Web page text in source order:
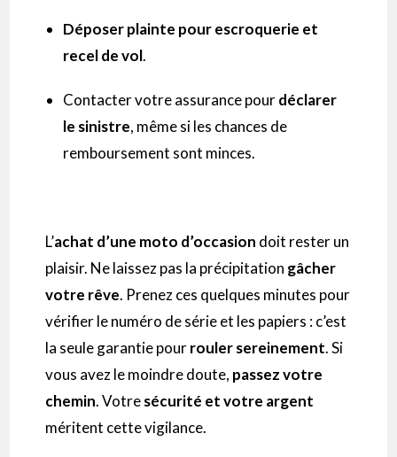
Déposer plainte pour escroquerie et
recel de vol.
Contacter votre assurance pourdéclarer
le sinistre, même si les chances de
remboursement sont minces.
L’achat d’une moto d’occasion doit rester un
plaisir. Ne laissez pas la précipitation gâcher
votre rêve. Prenez ces quelques minutes pour
vérifier le numéro de série et les papiers : c’est
la seule garantie pourrouler sereinement. Si
vous avez le moindre doute, passez votre
chemin. Votresécurité et votre argent
méritent cette vigilance.